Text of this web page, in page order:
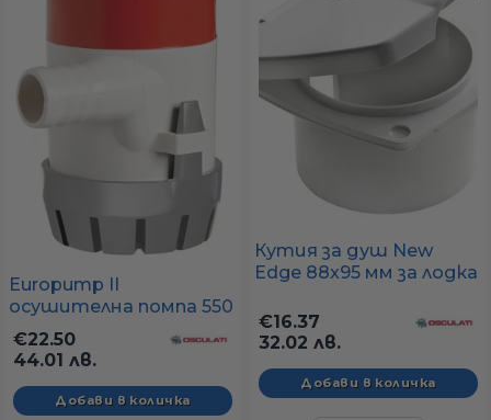
Europump II
осушителна помпа 550
12 V
€22.50
44.01 лв.
Кутия за душ New
Edge 88x95 мм за лодка
устойчива пластмаса
€16.37
32.02 лв.